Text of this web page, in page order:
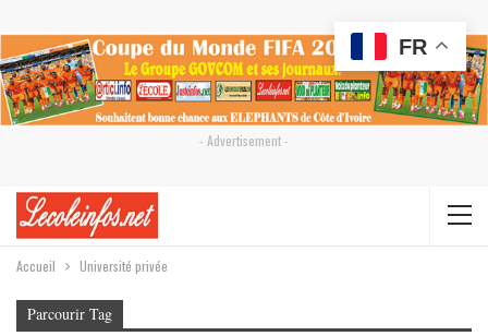
- Advertisement -
Accueil Université privée
Parcourir Tag
FR